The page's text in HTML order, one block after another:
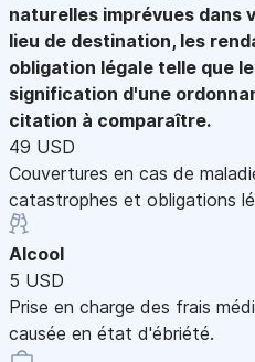
naturelles imprévues dans
lieu de destination, les
obligation légale telle que
signification d'une
citation à comparaître.
49 USD
Couvertures en cas de
catastrophes et obligations
Alcool
5 USD
Prise en charge des frais
causée en état d'ébriété.